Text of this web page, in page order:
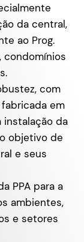
da central,
ao Prog.
condomínios
com
em
instalação da
objetivo de
e seus
PPA para a
ambientes,
e setores